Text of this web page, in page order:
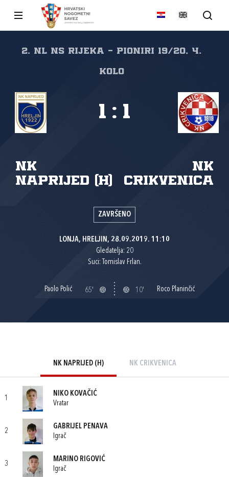
2. NL NS Rijeka - pioniri 19/20, 4.
kolo
NK
Naprijed (H)
NK
Crikvenica
1 : 1
ZAVRŠENO
LONJA, HRELJIN, 28.09.2019. 11:10
Gledatelja: 20
Suci: Tomislav Frlan.
Paolo Polić 65' 10' Roco Planinčić
NK NAPRIJED (H) NK CRIKVENICA
1
NIKO KOVAČIĆ
Vratar
2
GABRIJEL PENAVA
Igrač
3
MARINO RIGOVIĆ
Igrač